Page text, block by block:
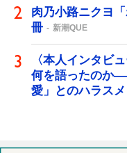
肉乃小路ニクヨ
冊
新潮QUE
〈本人インタビ
何を語ったのか
愛」とのハラス